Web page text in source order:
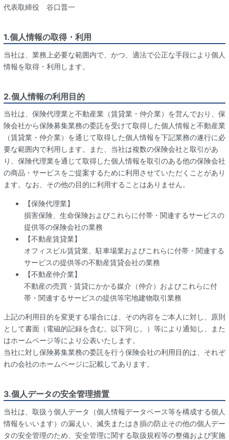
代表取締役 谷口晋一
1.個人情報の取得・利用
当社は、業務上必要な範囲内で、かつ、適法で公正な手段により個人
情報を取得・利用します。
2.個人情報の利用目的
当社は、保険代理業と不動産業（賃貸業・仲介業）を営んでおり、保
険会社から保険募集業務の委託を受けて取得した個人情報と不動産業
（賃貸業・仲介業）を通じて取得した個人情報を下記業務の遂行に必
要な範囲内で利用します。また、当社は複数の保険会社と取引があ
り、保険代理業を通じて取得した個人情報を取引のある他の保険会社
の商品・サービスをご提案するために利用させていただくことがあり
ます。なお、その他の目的に利用することはありません。
【保険代理業】
損害保険、生命保険およびこれらに付帯・関連するサービスの
提供等の保険会社の業務
【不動産賃貸業】
オフィスビル賃貸業、駐車場業およびこれらに付帯・関連する
サービスの提供等の不動産賃貸会社の業務
【不動産仲介業】
不動産の売買・賃貸にかかる媒介（仲介）およびこれらに付
帯・関連するサービスの提供等宅地建物取引業務
上記の利用目的を変更する場合には、その内容をご本人に対し、原則
として書面（電磁的記録を含む。以下同じ。）等により通知し、また
はホームページ等により公表いたします。
当社に対し保険募集業務の委託を行う保険会社の利用目的は、それぞ
れの会社のホームページに記載してあります。
3.個人データの安全管理措置
当社は、取扱う個人データ（個人情報データベース等を構成する個人
情報をいいます）の漏えい、滅失またはき損の防止その他の個人デー
タの安全管理のため、安全管理に関する取扱規程等の整備および実施